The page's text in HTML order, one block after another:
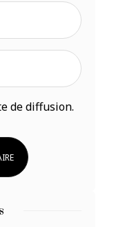
de diffusion.